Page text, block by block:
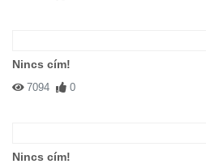
Nincs cím!
7094 0
Nincs cím!